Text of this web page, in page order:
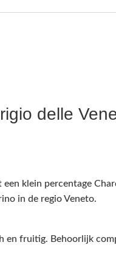
delle
klein percentage
in de regio Veneto.
en fruitig. Behoorlijk